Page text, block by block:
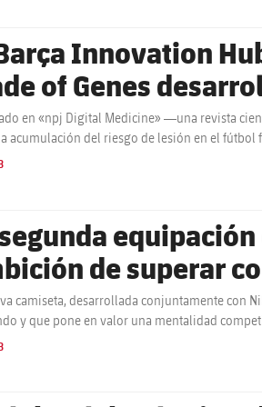
Innovation
of Genes
para anticipar
en «npj Digital Medicine» —una revista
acumulación del riesgo de lesión en el
decisiones para los equipos médicos y técnicos
de superar
camiseta, desarrollada conjuntamente con
y que pone en valor una mentalidad